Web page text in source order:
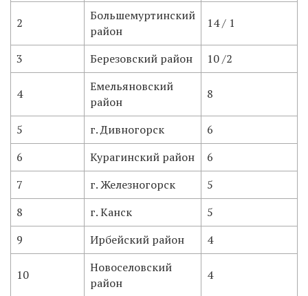
2
Большемуртинский
район
14 / 1
3 Березовский район 10 /2
4
Емельяновский
район
8
5 г. Дивногорск
6
6
Курагинский район
6
7
г. Железногорск
5
8
г. Канск
5
9
Ирбейский район 4
10
Новоселовский
район
4